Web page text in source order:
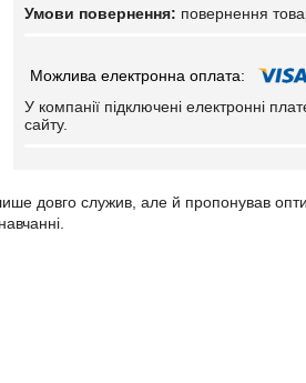
повернення
У компанії підключені електронні
сайту.
довго служив, але й пропонував